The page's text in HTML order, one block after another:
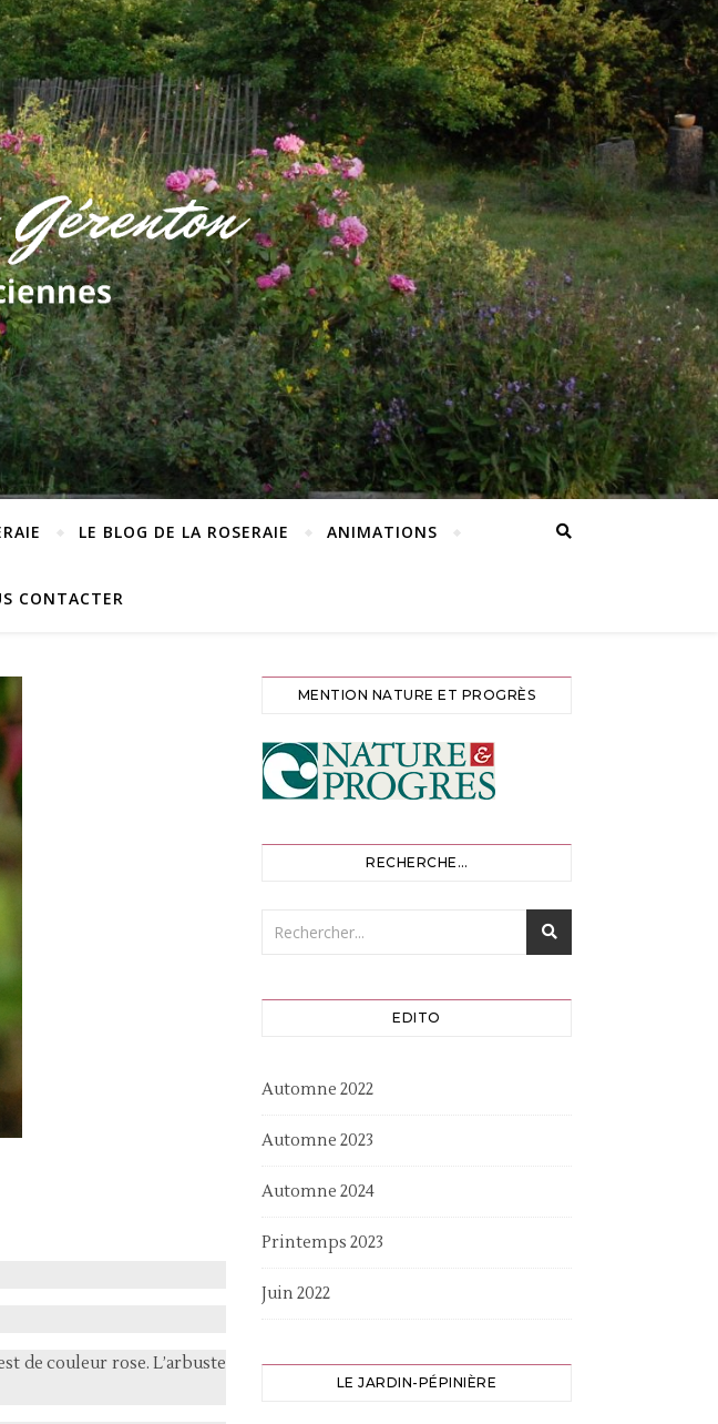
LE BLOG DE LA ROSERAIE ANIMATIONS
CONTACTER
de couleur rose. L’arbuste
MENTION NATURE ET PROGRÈS
RECHERCHE…
EDITO
Automne 2022
Automne 2023
Automne 2024
Printemps 2023
Juin 2022
LE JARDIN-PÉPINIÈRE